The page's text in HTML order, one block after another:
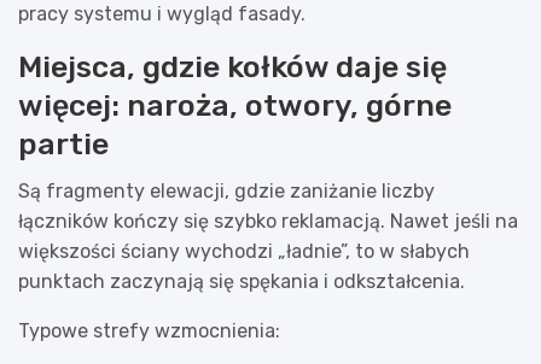
pracy systemu i wygląd fasady.
Miejsca, gdzie kołków daje się
więcej: naroża, otwory, górne
partie
Są fragmenty elewacji, gdzie zaniżanie liczby
łączników kończy się szybko reklamacją. Nawet jeśli na
większości ściany wychodzi „ładnie”, to w słabych
punktach zaczynają się spękania i odkształcenia.
Typowe strefy wzmocnienia: